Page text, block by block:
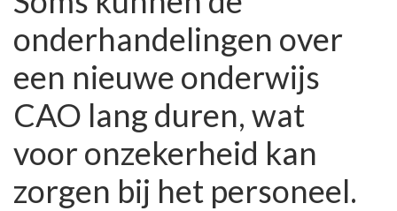
onderhandelingen over
een nieuwe onderwijs
CAO lang duren, wat
voor onzekerheid kan
zorgen bij het personeel.